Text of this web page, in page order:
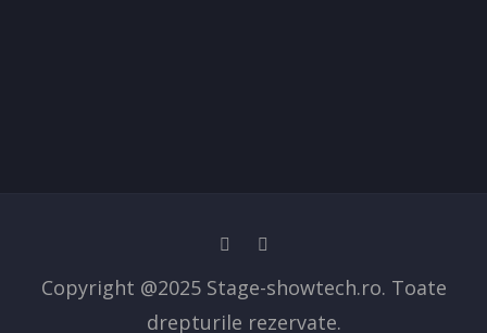
Copyright @2025 Stage-showtech.ro. Toate
drepturile rezervate.